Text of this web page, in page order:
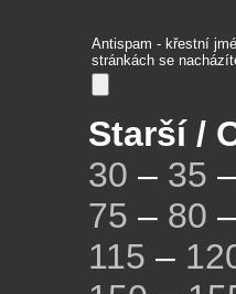
Antispam - křestní
stránkách se
Starší /
30 – 35 –
75 – 80 –
115 –